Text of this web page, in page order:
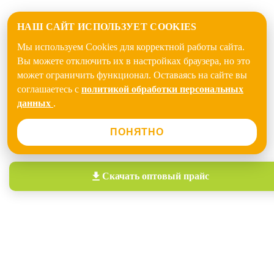
НАШ САЙТ ИСПОЛЬЗУЕТ COOKIES
Мы используем Cookies для корректной работы сайта.
Вы можете отключить их в настройках браузера, но это
может ограничить функционал. Оставаясь на сайте вы
соглашаетесь с политикой обработки персональных
данных .
ПОНЯТНО
Скачать оптовый прайс